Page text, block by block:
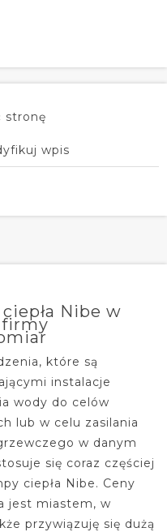
stronę
wpis
Nibe w
które są
instalacje
wody do celów
lub w celu zasilania
w danym
się coraz częściej
ciepła Nibe. Ceny
jest miastem, w
przywiązuję się dużą